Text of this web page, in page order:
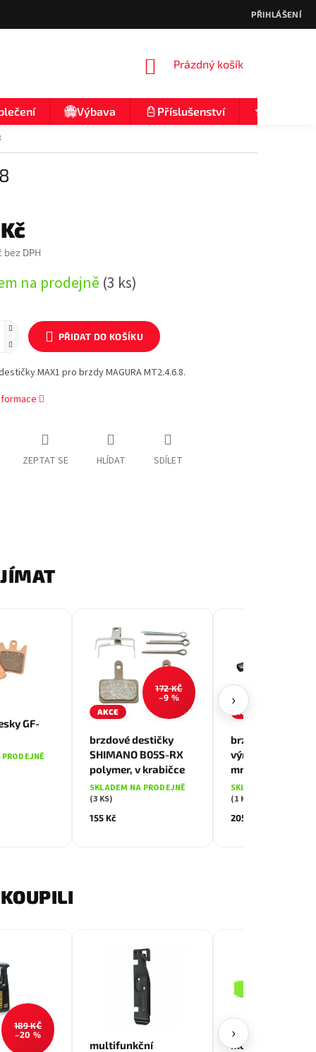
PŘIHLÁŠENÍ
NÁKUPNÍ
Prázdný košík
Výbava Příslušenství
bez DPH
na prodejně (3 ks)
PŘIDAT DO KOŠÍKU
MAX1 pro brzdy MAGURA MT2.4.6.8.
ZEPTAT SE HLÍDAT SDÍLET
GF-
AKCE
172 KČ
–9 %
brzdové destičky
SHIMANO B05S-RX
polymer, v krabičce
SKLADEM NA PRODEJNĚ
(3 KS)
155 Kč
AKCE
brzdová botka
výměnná MAX1
mm červená
SKLADEM NA
(1 KS)
205 Kč
›
189 KČ
–20 %
multifunkční
montpáky MUC-
›